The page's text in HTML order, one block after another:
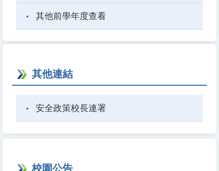
其他前學年度查看
其他連結
安全政策校長連署
校園公告